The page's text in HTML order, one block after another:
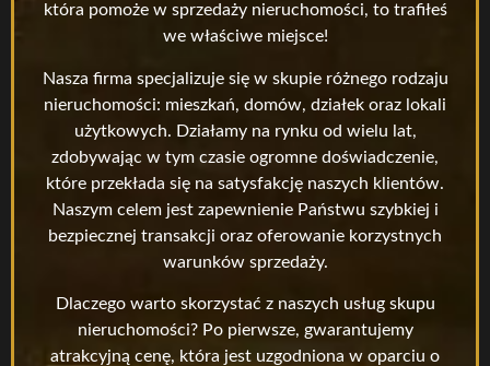
która pomoże w sprzedaży nieruchomości, to trafiłeś
we właściwe miejsce!
Nasza firma specjalizuje się w skupie różnego rodzaju
nieruchomości: mieszkań, domów, działek oraz lokali
użytkowych. Działamy na rynku od wielu lat,
zdobywając w tym czasie ogromne doświadczenie,
które przekłada się na satysfakcję naszych klientów.
Naszym celem jest zapewnienie Państwu szybkiej i
bezpiecznej transakcji oraz oferowanie korzystnych
warunków sprzedaży.
Dlaczego warto skorzystać z naszych usług skupu
nieruchomości? Po pierwsze, gwarantujemy
atrakcyjną cenę, która jest uzgodniona w oparciu o